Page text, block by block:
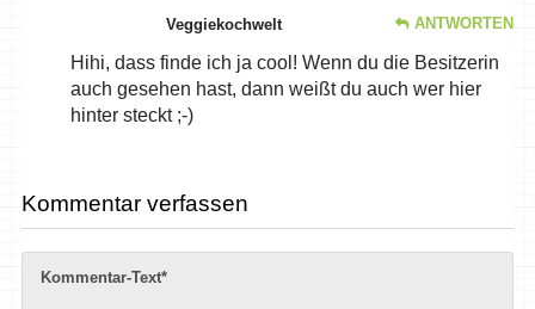
Veggiekochwelt ANTWORTEN
Hihi, dass finde ich ja cool! Wenn du die Besitzerin
auch gesehen hast, dann weißt du auch wer hier
hinter steckt ;-)
Kommentar verfassen